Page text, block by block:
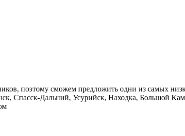
поэтому сможем предложить одни из самых
Спасск-Дальний, Усурийск, Находка, Большой